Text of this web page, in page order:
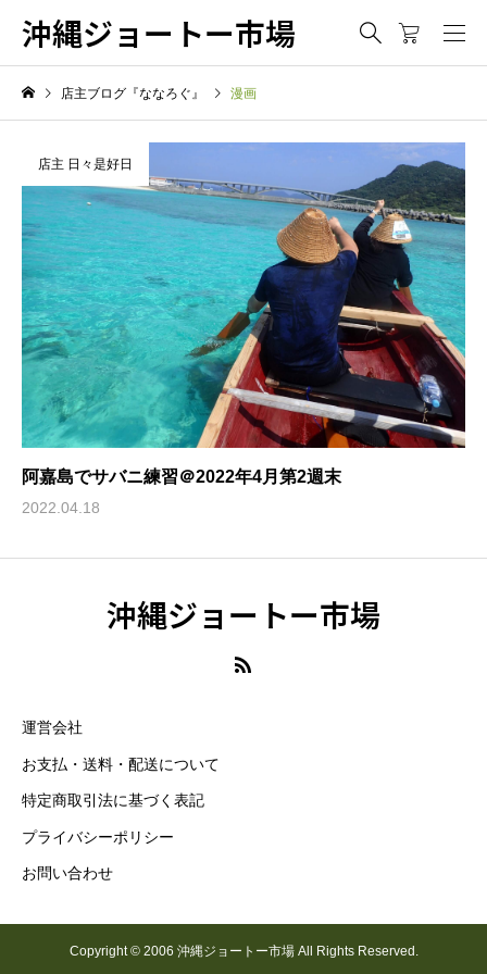
沖縄ジョートー市場
店主ブログ『ななろぐ』 漫画
阿嘉島でサバニ練習＠2022年4月第2週末
2022.04.18
店主 日々是好日
沖縄ジョートー市場
運営会社
お支払・送料・配送について
特定商取引法に基づく表記
プライバシーポリシー
お問い合わせ
Copyright © 2006 沖縄ジョートー市場 All Rights Reserved.